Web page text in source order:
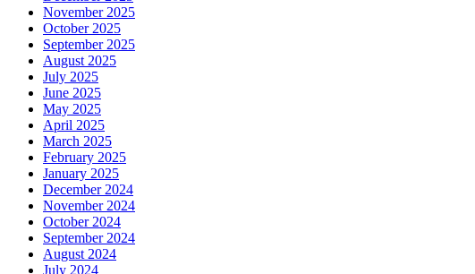
November 2025
October 2025
September 2025
August 2025
July 2025
June 2025
May 2025
April 2025
March 2025
February 2025
January 2025
December 2024
November 2024
October 2024
September 2024
August 2024
July 2024